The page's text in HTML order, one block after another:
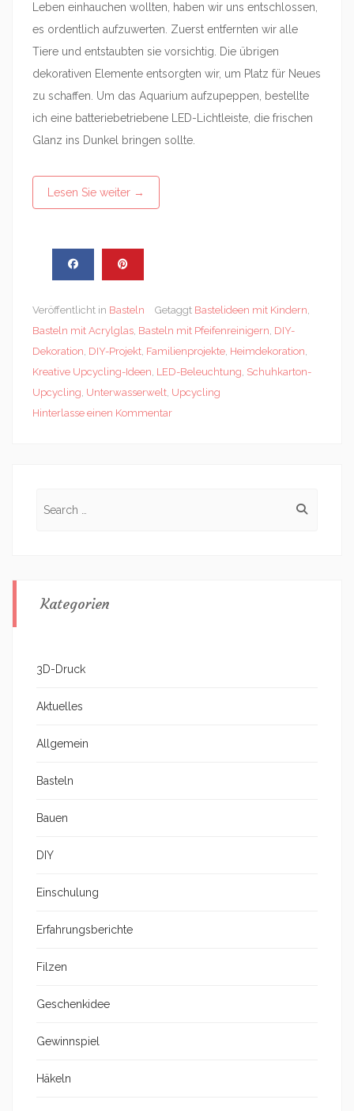
Leben einhauchen wollten, haben wir uns entschlossen,
es ordentlich aufzuwerten. Zuerst entfernten wir alle
Tiere und entstaubten sie vorsichtig. Die übrigen
dekorativen Elemente entsorgten wir, um Platz für Neues
zu schaffen. Um das Aquarium aufzupeppen, bestellte
ich eine batteriebetriebene LED-Lichtleiste, die frischen
Glanz ins Dunkel bringen sollte.
Lesen Sie weiter →
Veröffentlicht in Basteln Getaggt Bastelideen mit Kindern,
Basteln mit Acrylglas, Basteln mit Pfeifenreinigern, DIY-
Dekoration, DIY-Projekt, Familienprojekte, Heimdekoration,
Kreative Upcycling-Ideen, LED-Beleuchtung, Schuhkarton-
Upcycling, Unterwasserwelt, Upcycling
Hinterlasse einen Kommentar
Kategorien
3D-Druck
Aktuelles
Allgemein
Basteln
Bauen
DIY
Einschulung
Erfahrungsberichte
Filzen
Geschenkidee
Gewinnspiel
Häkeln